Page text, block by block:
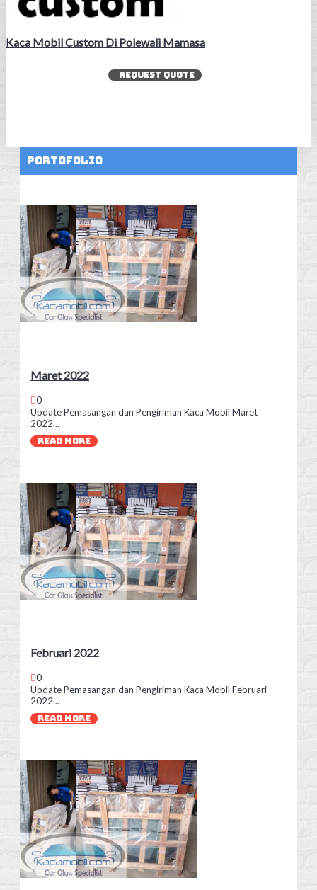
Kaca Mobil Custom Di Polewali Mamasa
REQUEST QUOTE
Portofolio
Maret 2022
0
Update Pemasangan dan Pengiriman Kaca Mobil Maret
2022...
READ MORE
Februari 2022
0
Update Pemasangan dan Pengiriman Kaca Mobil Februari
2022...
READ MORE